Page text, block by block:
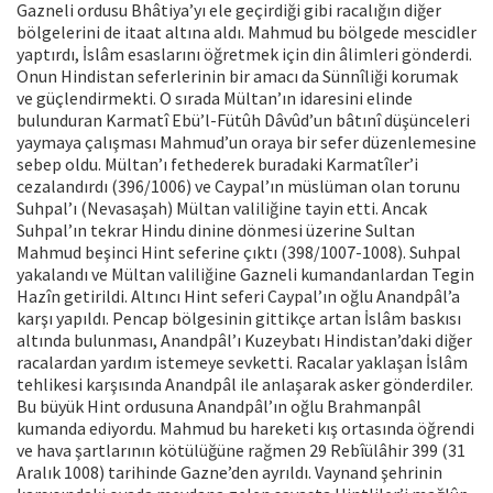
Gazneli ordusu Bhâtiya’yı ele geçirdiği gibi racalığın diğer
bölgelerini de itaat altına aldı. Mahmud bu bölgede mescidler
yaptırdı, İslâm esaslarını öğretmek için din âlimleri gönderdi.
Onun Hindistan seferlerinin bir amacı da Sünnîliği korumak
ve güçlendirmekti. O sırada Mültan’ın idaresini elinde
bulunduran Karmatî Ebü’l-Fütûh Dâvûd’un bâtınî düşünceleri
yaymaya çalışması Mahmud’un oraya bir sefer düzenlemesine
sebep oldu. Mültan’ı fethederek buradaki Karmatîler’i
cezalandırdı (396/1006) ve Caypal’ın müslüman olan torunu
Suhpal’ı (Nevasaşah) Mültan valiliğine tayin etti. Ancak
Suhpal’ın tekrar Hindu dinine dönmesi üzerine Sultan
Mahmud beşinci Hint seferine çıktı (398/1007-1008). Suhpal
yakalandı ve Mültan valiliğine Gazneli kumandanlardan Tegin
Hazîn getirildi. Altıncı Hint seferi Caypal’ın oğlu Anandpâl’a
karşı yapıldı. Pencap bölgesinin gittikçe artan İslâm baskısı
altında bulunması, Anandpâl’ı Kuzeybatı Hindistan’daki diğer
racalardan yardım istemeye sevketti. Racalar yaklaşan İslâm
tehlikesi karşısında Anandpâl ile anlaşarak asker gönderdiler.
Bu büyük Hint ordusuna Anandpâl’ın oğlu Brahmanpâl
kumanda ediyordu. Mahmud bu hareketi kış ortasında öğrendi
ve hava şartlarının kötülüğüne rağmen 29 Rebîülâhir 399 (31
Aralık 1008) tarihinde Gazne’den ayrıldı. Vaynand şehrinin